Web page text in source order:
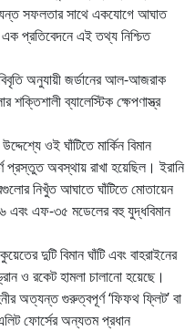
সফলতার সাথে একযোগে আঘাত
প্রতিবেদনে এই তথ্য নিশ্চিত
অনুযায়ী জর্ডানের আল-আজরাক
শক্তিশালী ব্যালেস্টিক ক্ষেপণাস্ত্র
ওই ঘাঁটিতে মার্কিন বিমান
প্রস্তুত অবস্থায় রাখা হয়েছিল। ইরানি
নিখুঁত আঘাতে ঘাঁটিতে মোতায়েন
এফ-৩৫ মডেলের বহু যুদ্ধবিমান
দুটি বিমান ঘাঁটি এবং বাহরাইনের
ও রকেট হামলা চালানো হয়েছে।
অত্যন্ত গুরুত্বপূর্ণ ‘ফিফথ ফ্লিট’ বা
ফোর্সের অন্যতম প্রধান